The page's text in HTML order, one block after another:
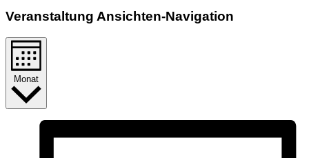
Veranstaltung Ansichten-Navigation
Monat